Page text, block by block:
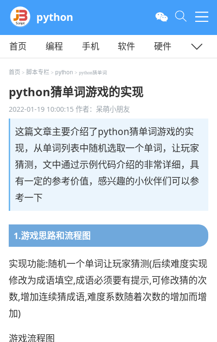
python
首页 编程 手机 软件
硬件
教程
平面 服务器
首页 > 脚本专栏> python > python猜单词
python猜单词游戏的实现
2022-01-19 10:00:15作者：呆萌小朋友
这篇文章主要介绍了python猜单词游戏的实
现，从单词列表中随机选取一个单词，让玩家
猜测，文中通过示例代码介绍的非常详细，具
有一定的参考价值，感兴趣的小伙伴们可以参
考一下
1.游戏思路和流程图
实现功能:随机一个单词让玩家猜测(后续难度实现
修改为成语填空,成语必须要有提示,可修改猜的次
数,增加连续猜成语,难度系数随着次数的增加而增
加)
游戏流程图